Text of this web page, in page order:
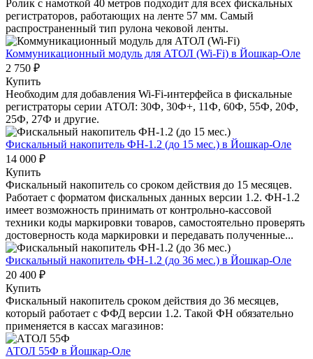
Ролик с намоткой 40 метров подходит для всех фискальных
регистраторов, работающих на ленте 57 мм. Самый
распространенный тип рулона чековой ленты.
Коммуникационный модуль для АТОЛ (Wi-Fi) в Йошкар-Оле
2 750 ₽
Купить
Необходим для добавления Wi-Fi-интерфейса в фискальные
регистраторы серии АТОЛ: 30Ф, 30Ф+, 11Ф, 60Ф, 55Ф, 20Ф,
25Ф, 27Ф и другие.
Фискальный накопитель ФН-1.2 (до 15 мес.) в Йошкар-Оле
14 000 ₽
Купить
Фискальный накопитель cо сроком действия до 15 месяцев.
Работает с форматом фискальных данных версии 1.2. ФН-1.2
имеет возможность принимать от контрольно-кассовой
техники коды маркировки товаров, самостоятельно проверять
достоверность кода маркировки и передавать полученные...
Фискальный накопитель ФН-1.2 (до 36 мес.) в Йошкар-Оле
20 400 ₽
Купить
Фискальный накопитель сроком действия до 36 месяцев,
который работает с ФФД версии 1.2. Такой ФН обязательно
применяется в кассах магазинов:
АТОЛ 55Ф в Йошкар-Оле